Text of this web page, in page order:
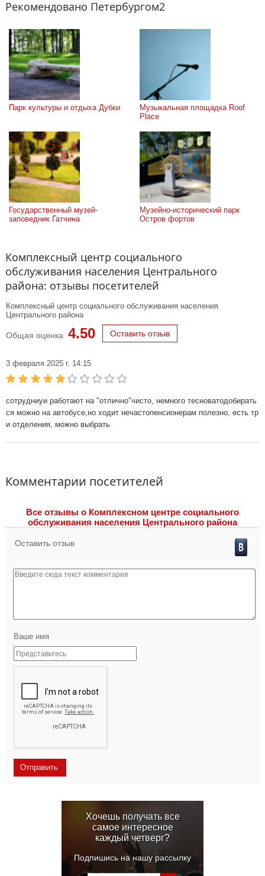
Рекомендовано Петербургом2
Парк культуры и отдыха Дубки
Музыкальная площадка Roof
Place
Государственный музей-
заповедник Гатчина
Музейно-исторический парк
Остров фортов
Комплексный центр социального
обслуживания населения Центрального
района: отзывы посетителей
Комплексный центр социального обслуживания населения
Центрального района
Общая оценка 4.50 Оставить отзыв
3 февраля 2025 г. 14:15
сотрудниуи работают на "отлично"чисто, немного тесноватодобирать
ся можно на автобусе,но ходит нечастопенсионерам полезно, есть тр
и отделения, можно выбрать
Комментарии посетителей
Все отзывы o Комплексном центре социального
обслуживания населения Центрального района
Оставить отзыв
Ваше имя
Хочешь получать все
самое интересное
каждый четверг?
Подпишись на нашу рассылку